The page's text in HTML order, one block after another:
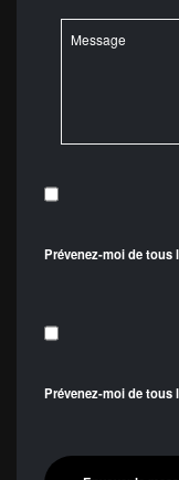
Prévenez-moi de tous
Prévenez-moi de tous